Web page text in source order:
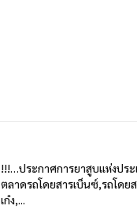
!!!…ประกาศการยาสูบแห่งปร
ตลาดรถโดยสารเบ็นซ์,รถโด
เก๋ง,...